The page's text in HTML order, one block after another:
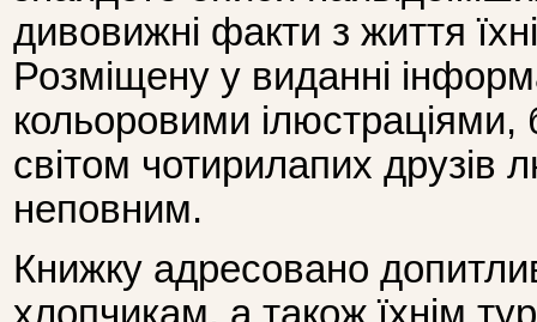
дивовижні факти з життя
Розміщену у виданні
кольоровими ілюстраціями,
світом чотирилапих друзів
неповним.
Книжку адресовано